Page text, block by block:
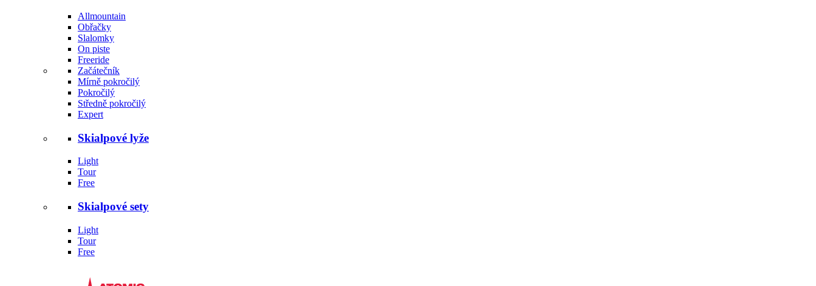
Allmountain
Obřačky
Slalomky
On piste
Freeride
Začátečník
Mírně pokročilý
Pokročilý
Středně pokročilý
Expert
Skialpové lyže
Light
Tour
Free
Skialpové sety
Light
Tour
Free